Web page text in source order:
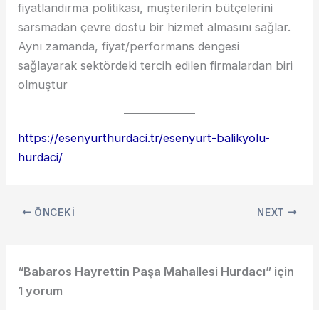
fiyatlandırma politikası, müşterilerin bütçelerini
sarsmadan çevre dostu bir hizmet almasını sağlar.
Aynı zamanda, fiyat/performans dengesi
sağlayarak sektördeki tercih edilen firmalardan biri
olmuştur
https://esenyurthurdaci.tr/esenyurt-balikyolu-
hurdaci/
ÖNCEKI NEXT
“Babaros Hayrettin Paşa Mahallesi Hurdacı” için
1 yorum